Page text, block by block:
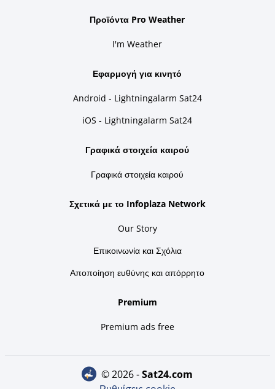
Προϊόντα Pro Weather
I'm Weather
Εφαρμογή για κινητό
Android - Lightningalarm Sat24
iOS - Lightningalarm Sat24
Γραφικά στοιχεία καιρού
Γραφικά στοιχεία καιρού
Σχετικά με το Infoplaza Network
Our Story
Επικοινωνία και Σχόλια
Αποποίηση ευθύνης και απόρρητο
Premium
Premium ads free
© 2026 - sat24.com